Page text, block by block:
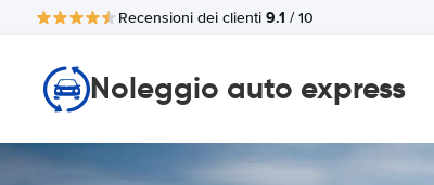
Recensioni dei clienti 9.1 / 10
Noleggio auto express